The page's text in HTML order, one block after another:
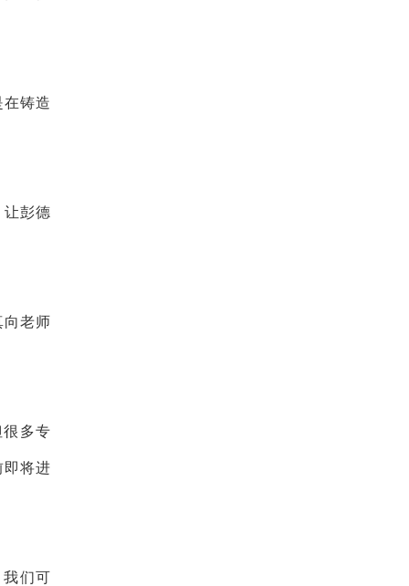
铸造
让彭德
向老师
多专
将进
们可